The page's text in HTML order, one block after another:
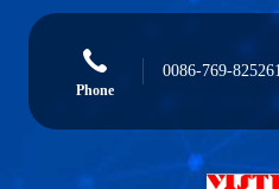
Phone
0086-769-